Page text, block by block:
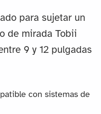
para sujetar un
de mirada Tobii
9 y 12 pulgadas
con sistemas de